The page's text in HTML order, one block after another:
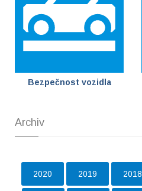
Bezpečnost vozidla
Archiv
2020 2019 2018